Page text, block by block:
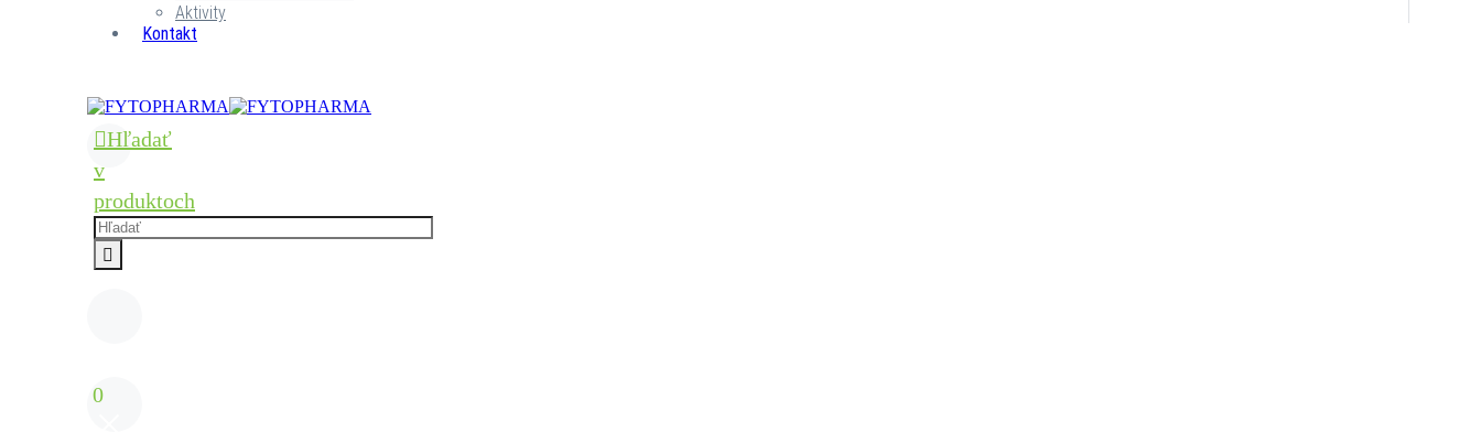
Aktivity
Kontakt
Hľadať
v
produktoch
0